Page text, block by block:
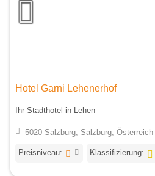
Hotel Garni Lehenerhof
Ihr Stadthotel in Lehen
5020 Salzburg, Salzburg, Österreich
Preisniveau: Klassifizierung: